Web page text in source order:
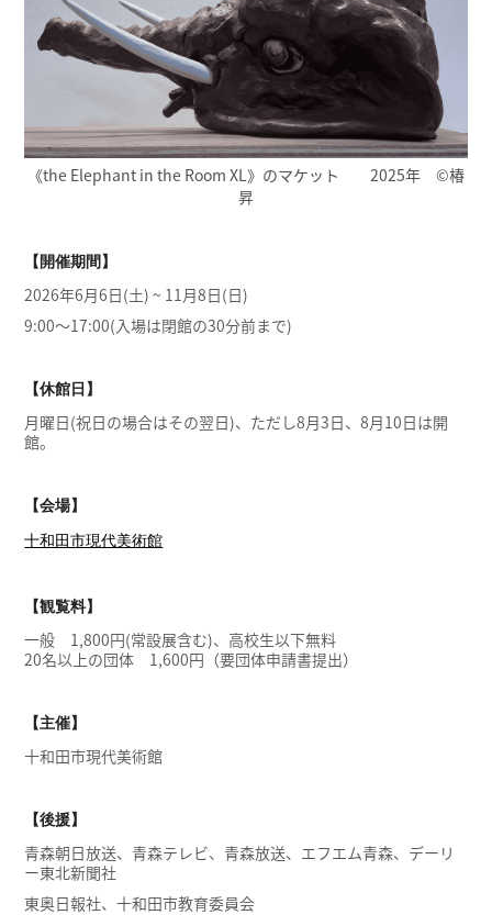
《the Elephant in the Room XL》のマケット 2025年 ©️椿
昇
【開催期間】
2026年6月6日(土) ~ 11月8日(日)
9:00～17:00(入場は閉館の30分前まで)
【休館日】
月曜日(祝日の場合はその翌日)、ただし8月3日、8月10日は開
館。
【会場】
十和田市現代美術館
【観覧料】
一般 1,800円(常設展含む)、高校生以下無料
20名以上の団体 1,600円（要団体申請書提出）
【主催】
十和田市現代美術館
【後援】
青森朝日放送、青森テレビ、青森放送、エフエム青森、デーリ
ー東北新聞社
東奥日報社、十和田市教育委員会